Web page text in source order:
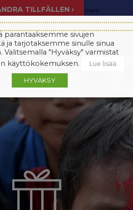
TILLFÄLLEN › inspis
parantaaksemme sivujen
ja tarjotaksemme sinulle sinua
Valitsemalla "Hyväksy" varmistat
käyttökokemuksen.
Lue lisää
HYVÄKSY